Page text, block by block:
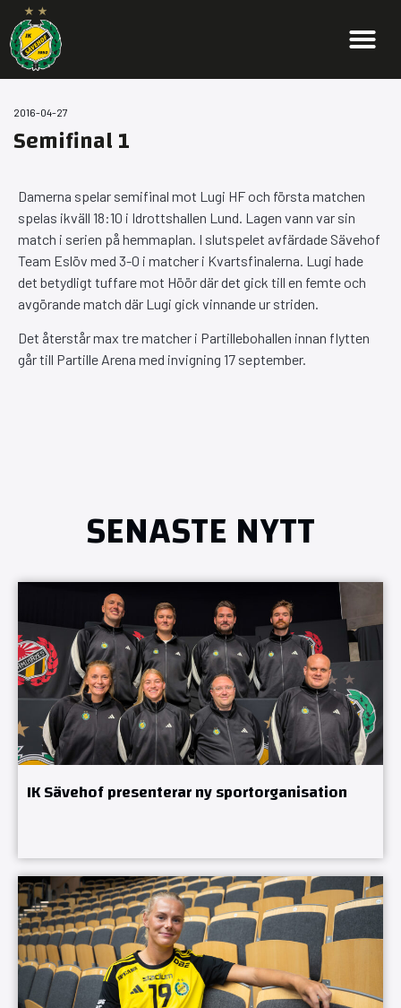
2016-04-27
Semifinal 1
Damerna spelar semifinal mot Lugi HF och första matchen
spelas ikväll 18:10 i Idrottshallen Lund. Lagen vann var sin
match i serien på hemmaplan. I slutspelet avfärdade Sävehof
Team Eslöv med 3-0 i matcher i Kvartsfinalerna. Lugi hade
det betydligt tuffare mot Höör där det gick till en femte och
avgörande match där Lugi gick vinnande ur striden.
Det återstår max tre matcher i Partillebohallen innan flytten
går till Partille Arena med invigning 17 september.
SENASTE NYTT
IK Sävehof presenterar ny sportorganisation